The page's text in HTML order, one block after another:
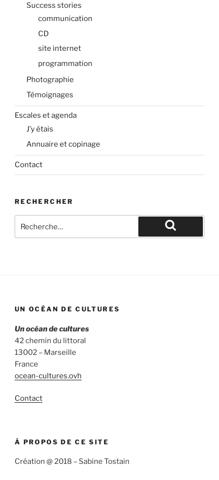
Success stories
communication
CD
site internet
programmation
Photographie
Témoignages
Escales et agenda
J’y étais
Annuaire et copinage
Contact
RECHERCHER
pour
Recherche
UN OCÉAN DE CULTURES
Un océan de cultures
42 chemin du littoral
13002 – Marseille
France
ocean-cultures.ovh
Contact
À PROPOS DE CE SITE
Création @ 2018 – Sabine Tostain